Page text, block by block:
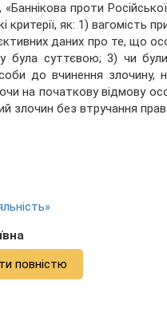
проти
як: 1) вагомість
даних про те, що
була суттєвою; 3) чи були
до вчинення злочину,
на початкову відмову
злочин без втручання
повністю